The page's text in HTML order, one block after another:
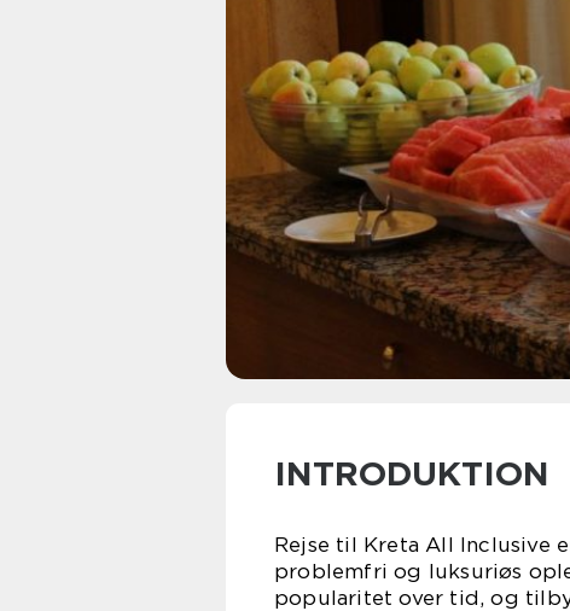
INTRODUKTION
Rejse til Kreta All Inclusive
problemfri og luksuriøs
popularitet over tid, og